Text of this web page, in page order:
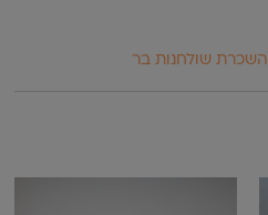
השכרת שולחנות בר